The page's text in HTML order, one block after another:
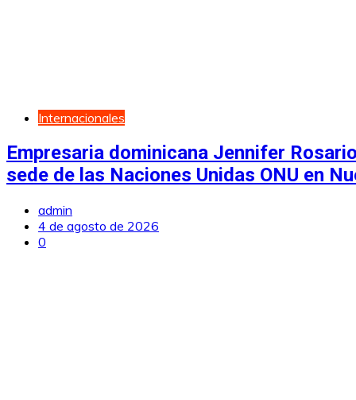
Internacionales
Empresaria dominicana Jennifer
sede de las Naciones Unidas ONU en
admin
4 de agosto de 2026
0